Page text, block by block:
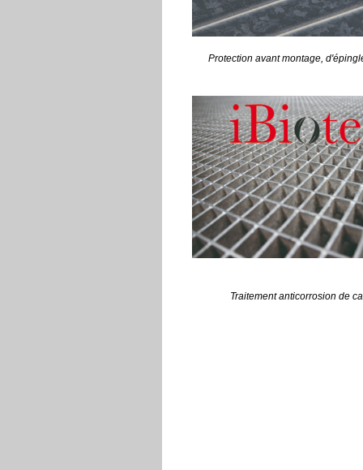
Protection avant montage,
Traitement anticorrosion de